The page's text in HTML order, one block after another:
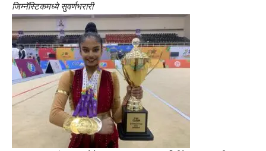
जिम्नॅस्टिकमध्ये सुवर्णभरारी